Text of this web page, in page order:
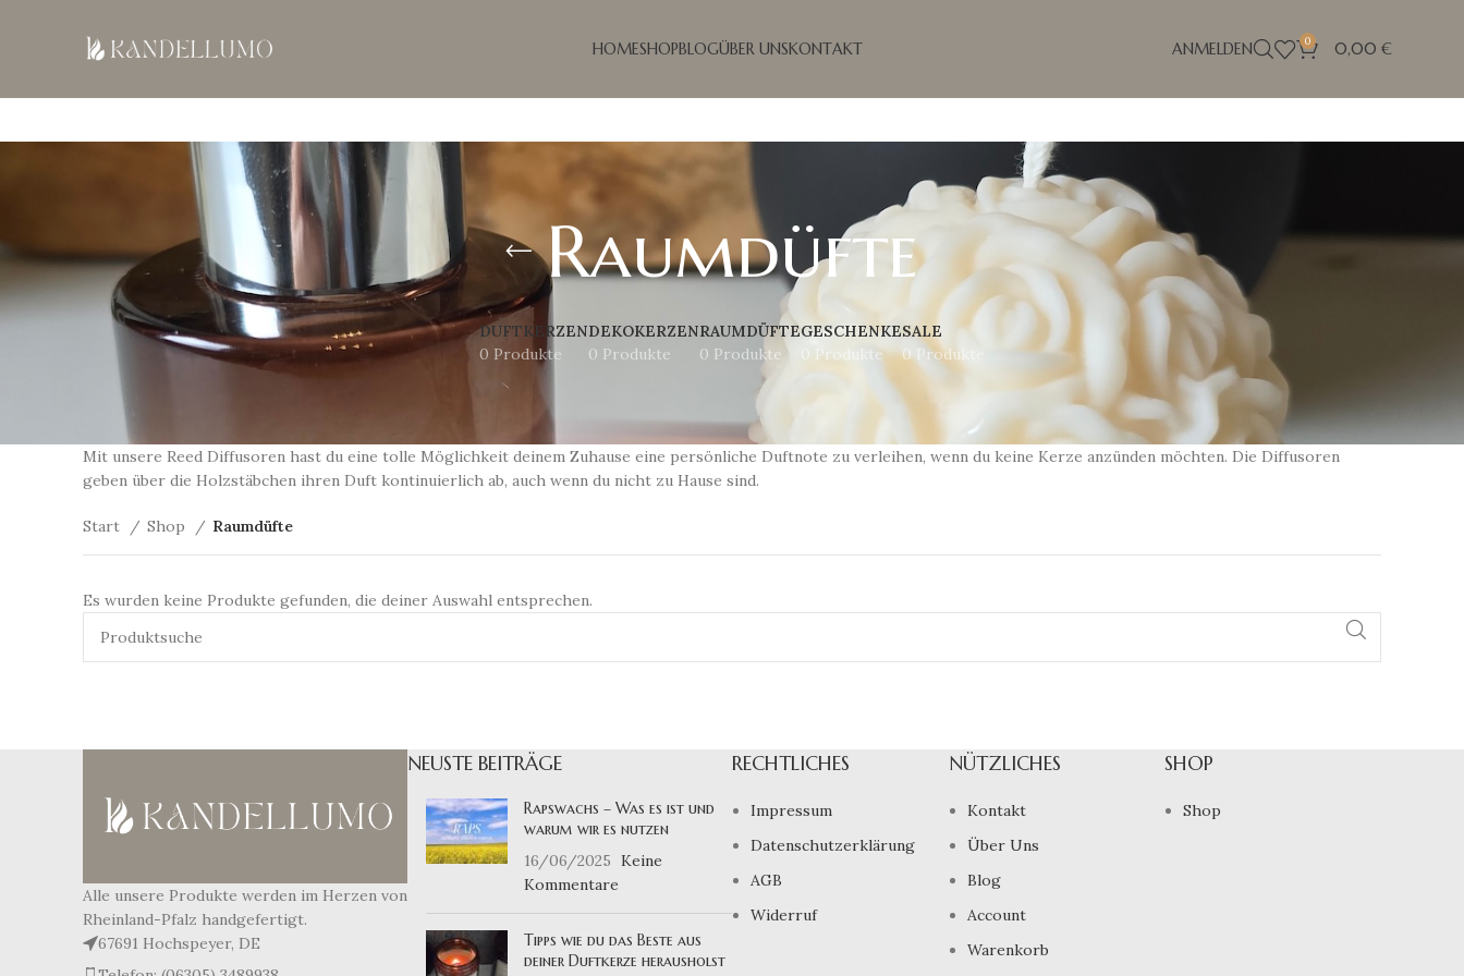
HOMESHOPBLOGÜBER UNSKONTAKT ANMELDEN 0 0,00 €
Raumdüfte
DUFTKERZEN
0 Produkte
DEKOKERZEN
0 Produkte
RAUMDÜFTE
0 Produkte
GESCHENKE
0 Produkte
SALE
0 Produkte
Mit unsere Reed Diffusoren hast du eine tolle Möglichkeit deinem Zuhause eine persönliche Duftnote zu verleihen, wenn du keine Kerze anzünden möchten. Die Diffusoren
geben über die Holzstäbchen ihren Duft kontinuierlich ab, auch wenn du nicht zu Hause sind.
Start Shop Raumdüfte
Es wurden keine Produkte gefunden, die deiner Auswahl entsprechen.
Alle unsere Produkte werden im Herzen von
Rheinland-Pfalz handgefertigt.
67691 Hochspeyer, DE
NEUSTE BEITRÄGE
Rapswachs – Was es ist und
warum wir es nutzen
16/06/2025 Keine
Kommentare
Tipps wie du das Beste aus
deiner Duftkerze herausholst
RECHTLICHES
Impressum
Datenschutzerklärung
AGB
Widerruf
NÜTZLICHES
Kontakt
Über Uns
Blog
Account
Warenkorb
SHOP
Shop